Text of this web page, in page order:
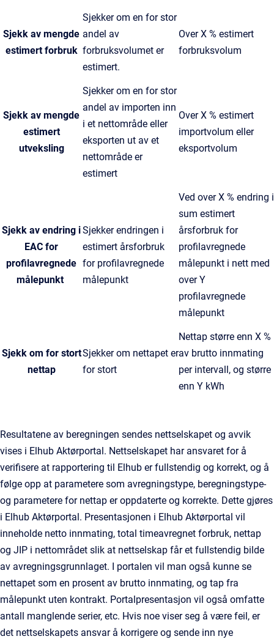
Sjekk av mengde
estimert forbruk
Sjekker om en for stor
andel av
forbruksvolumet er
estimert.
Over X % estimert
forbruksvolum
Sjekk av mengde
estimert
utveksling
Sjekker om en for stor
andel av importen inn
i et nettområde eller
eksporten ut av et
nettområde er
estimert
Over X % estimert
importvolum eller
eksportvolum
Sjekk av endring i
EAC for
profilavregnede
målepunkt
Sjekker endringen i
estimert årsforbruk
for profilavregnede
målepunkt
Ved over X % endring i
sum estimert
årsforbruk for
profilavregnede
målepunkt i nett med
over Y
profilavregnede
målepunkt
Sjekk om for stort
nettap
Sjekker om nettapet er
for stort
Nettap større enn X %
av brutto innmating
per intervall, og større
enn Y kWh
Resultatene av beregningen sendes nettselskapet og avvik
vises i Elhub Aktørportal. Nettselskapet har ansvaret for å
verifisere at rapportering til Elhub er fullstendig og korrekt, og å
følge opp at parametere som avregningstype, beregningstype-
og parametere for nettap er oppdaterte og korrekte. Dette gjøres
i Elhub Aktørportal. Presentasjonen i Elhub Aktørportal vil
inneholde netto innmating, total timeavregnet forbruk, nettap
og JIP i nettområdet slik at nettselskap får et fullstendig bilde
av avregningsgrunnlaget. I portalen vil man også kunne se
nettapet som en prosent av brutto innmating, og tap fra
målepunkt uten kontrakt. Portalpresentasjon vil også omfatte
antall manglende serier, etc. Hvis noe viser seg å være feil, er
det nettselskapets ansvar å korrigere og sende inn nye